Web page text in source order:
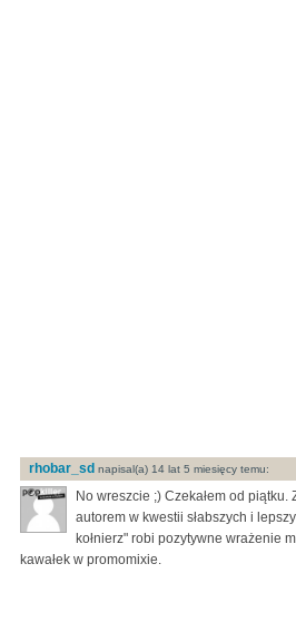
rhobar_sd napisal(a) 14 lat 5 miesięcy temu:
No wreszcie ;) Czekałem od
autorem w kwestii słabszych i
kołnierz" robi pozytywne wrażenie
kawałek w promomixie.